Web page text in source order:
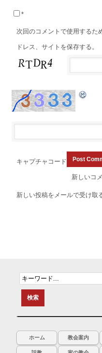
次回のコメントで使用するた
ドレス、サイトを保存する。
*
キャプチャコード
新しいコ
新しい投稿をメールで受け取
ホーム 教会案内